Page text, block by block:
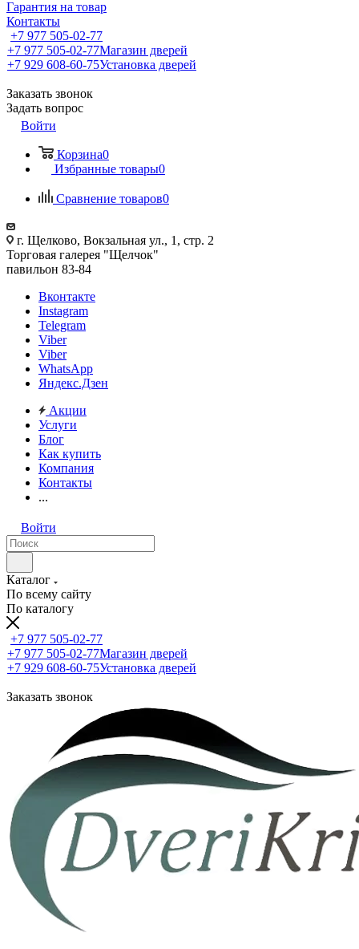
Гарантия на товар
Контакты
+7 977 505-02-77
+7 977 505-02-77Магазин дверей
+7 929 608-60-75Установка дверей
Заказать звонок
Задать вопрос
Войти
Корзина0
Избранные товары0
Сравнение товаров0
г. Щелково, Вокзальная ул., 1, стр. 2
Торговая галерея "Щелчок"
павильон 83-84
Вконтакте
Instagram
Telegram
Viber
Viber
WhatsApp
Яндекс.Дзен
Акции
Услуги
Блог
Как купить
Компания
Контакты
...
Войти
Каталог
По всему сайту
По каталогу
+7 977 505-02-77
+7 977 505-02-77Магазин дверей
+7 929 608-60-75Установка дверей
Заказать звонок